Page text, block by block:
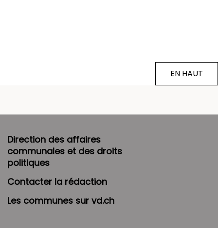
EN HAUT
Direction des affaires
communales et des droits
politiques
Contacter la rédaction
Les communes sur vd.ch